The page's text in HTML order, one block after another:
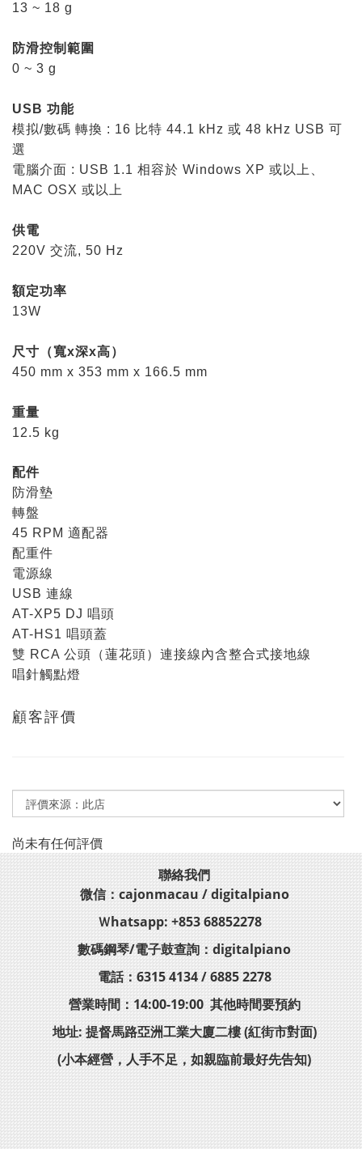
13 ~ 18 g
防滑控制範圍
0 ~ 3 g
USB 功能
模拟/數碼 轉換 : 16 比特 44.1 kHz 或 48 kHz USB 可
選
電腦介面 : USB 1.1 相容於 Windows XP 或以上、
MAC OSX 或以上
供電
220V 交流, 50 Hz
額定功率
13W
尺寸（寬x深x高）
450 mm x 353 mm x 166.5 mm
重量
12.5 kg
配件
防滑墊
轉盤
45 RPM 適配器
配重件
電源線
USB 連線
AT-XP5 DJ 唱頭
AT-HS1 唱頭蓋
雙 RCA 公頭（蓮花頭）連接線內含整合式接地線
唱針觸點燈
顧客評價
尚未有任何評價
聯絡我們
微信：cajonmacau / digitalpiano
Ｗhatsapp: +853 68852278
數碼鋼琴/電子鼓查詢：digitalpiano
電話：6315 4134 / 6885 2278
營業時間：14:00-19:00 其他時間要預約
地址: 提督馬路亞洲工業大廈二樓 (紅街市對面)
(小本經營，人手不足，如親臨前最好先告知)